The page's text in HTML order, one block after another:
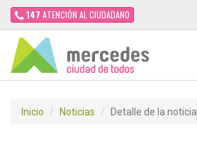
147 ATENCIÓN AL CIUDADANO
Inicio Noticias Detalle de la noticia